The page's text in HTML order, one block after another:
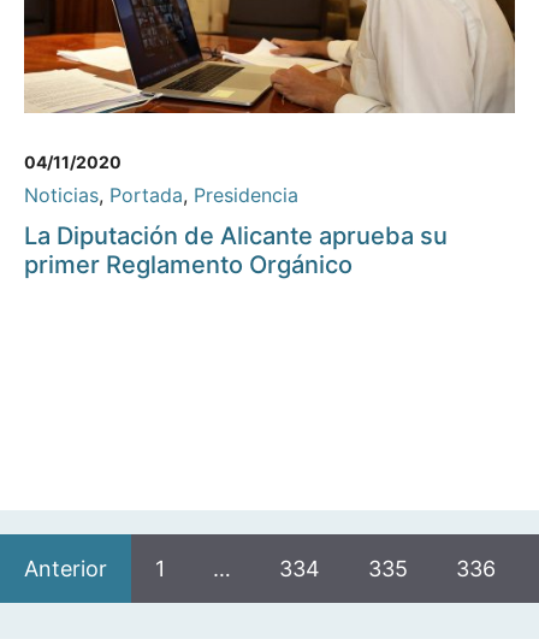
04/11/2020
Noticias, Portada, Presidencia
La Diputación de Alicante aprueba su
primer Reglamento Orgánico
Anterior 1 … 334 335 336